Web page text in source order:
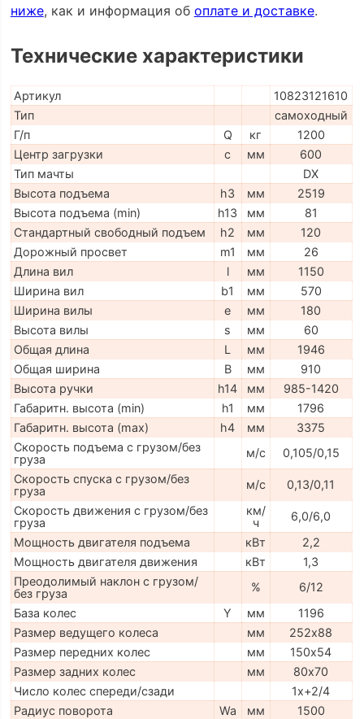
ниже, как и информация об оплате и доставке.
Технические характеристики
Артикул
10823121610
Тип
самоходный
Г/п
Q кг
1200
Центр загрузки
c мм
600
Тип мачты
DX
Высота подъема
h3 мм
2519
Высота подъема (min)
h13 мм
81
Стандартный свободный подъем
h2 мм
120
Дорожный просвет
m1 мм
26
Длина вил
l мм
1150
Ширина вил
b1 мм
570
Ширина вилы
e мм
180
Высота вилы
s мм
60
Общая длина
L мм
1946
Общая ширина
B мм
910
Высота ручки
h14 мм
985-1420
Габаритн. высота (min)
h1 мм
1796
Габаритн. высота (max)
h4 мм
3375
Скорость подъема с грузом/без
груза
м/с
0,105/0,15
Скорость спуска с грузом/без
груза
м/с
0,13/0,11
Скорость движения с грузом/без
груза
км/
ч
6,0/6,0
Мощность двигателя подъема
кВт
2,2
Мощность двигателя движения
кВт
1,3
Преодолимый наклон с грузом/
без груза
%
6/12
База колес
Y мм
1196
Размер ведущего колеса
мм
252х88
Размер передних колес
мм
150х54
Размер задних колес
мм
80х70
Число колес спереди/сзади
1x+2/4
Радиус поворота
Wa мм
1500